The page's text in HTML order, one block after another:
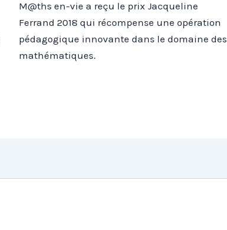
M@ths en-vie a reçu le prix Jacqueline
Ferrand 2018 qui récompense une opération
pédagogique innovante dans le domaine des
mathématiques.